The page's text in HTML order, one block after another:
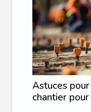
Astuces
chantier